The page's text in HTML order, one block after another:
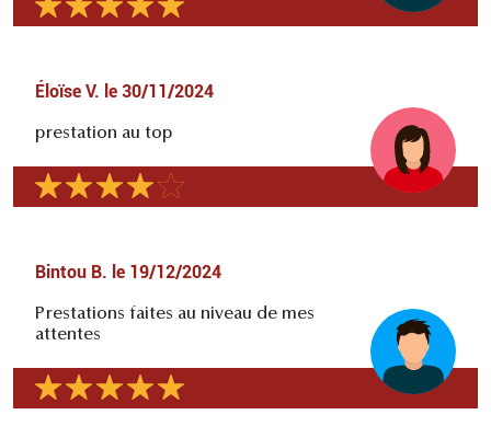
Éloïse V. le 30/11/2024
prestation au top
Bintou B. le 19/12/2024
Prestations faites au niveau de mes
attentes